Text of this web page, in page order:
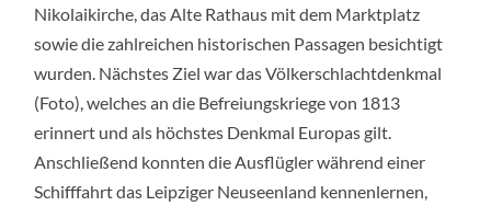
Nikolaikirche, das Alte Rathaus mit dem Marktplatz
sowie die zahlreichen historischen Passagen besichtigt
wurden. Nächstes Ziel war das Völkerschlachtdenkmal
(Foto), welches an die Befreiungskriege von 1813
erinnert und als höchstes Denkmal Europas gilt.
Anschließend konnten die Ausflügler während einer
Schifffahrt das Leipziger Neuseenland kennenlernen,